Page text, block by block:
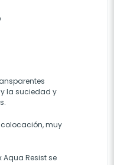
la suciedad y
muy
Resist se